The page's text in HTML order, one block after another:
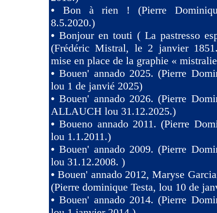
• Bon à rien ! (Pierre
8.5.2020.)
•Bonjour en touti ( La pastresso
(Frédéric Mistral, le 2 janvier
mise en place de la graphie «
•Bouen' annado 2025. (Pierre
lou 1 de janvié 2025)
•Bouen' annado 2026. (Pierre
ALLAUCH lou 31.12.2025.)
•Boueno annado 2011. (Pierre
lou 1.1.2011.)
•Bouen' annado 2009. (Pierre
lou 31.12.2008. )
•Bouen' annado 2012, Maryse
(Pierre dominique Testa, lou 10 de
•Bouen' annado 2014. (Pierre